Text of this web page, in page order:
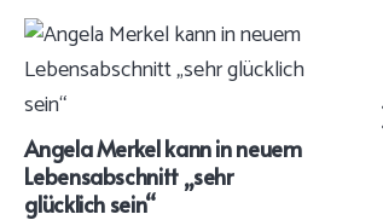
Angela Merkel kann in neuem
Lebensabschnitt „sehr
glücklich sein“